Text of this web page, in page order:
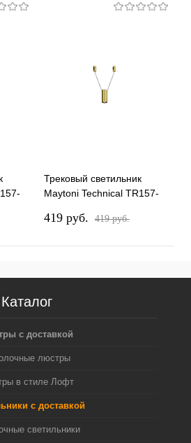
Трековый светильник
Maytoni Technical TR157-
419 pуб. 419 pуб.
Каталог
с доставкой
люстры
в стиле Лофт
с доставкой
светильники